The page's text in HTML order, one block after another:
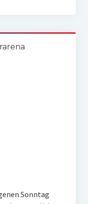
Sonntag